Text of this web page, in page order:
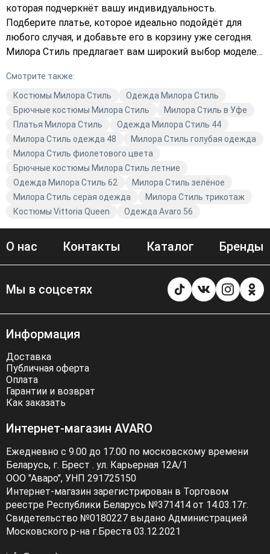
которая подчеркнёт вашу индивидуальность.
Подберите платье, которое идеально подойдёт для
любого случая, и добавьте его в корзину уже сегодня.
Милора Стиль предлагает вам широкий выбор моделей,
Закажите с доставкой и наслаждайтесь комфортом и
стилем от Avaro.
Смотрите также:
Костюмы Милора Стиль
Одежда Милора Стиль
Брючные костюмы Милора Стиль
Милора Стиль в Уфе
Платья Милора Стиль
Одежда Милора Стиль 44
Милора Стиль одежда 48
Милора Стиль голубая одежда
Милора Стиль фиолетового цвета
Брючные костюмы Милора Стиль летние
Одежда Милора Стиль 62
Милора Стиль зелёное
Милора Стиль серая одежда
Милора Стиль трикотаж
Костюмы Vittoria Queen
Одежда Avaro 56
О нас Контакты Каталог Бренды
Мы в соцсетях
Информация
Доставка
Публичная оферта
Оплата
Гарантии и возврат
Как заказать
Интернет-магазин AVARO
Ежедневно с 9.00 до 17.00 по московскому времени
Беларусь, г. Брест . ул. Карьерная 12А/1
ООО "Аваро", УНП 291725150
Интернет-магазин зарегистрирован в Торговом
реестре Республики Беларусь №371414 от 14.03.17г.
Свидетельство №0180227 выдано Администрацией
Московского р-на г.Бреста 03.12.2021